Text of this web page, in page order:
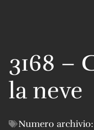
3168 –
la neve
Numero archivio: